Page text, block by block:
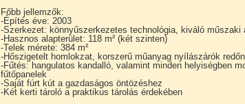
Főbb jellemzők:
-Építés éve: 2003
-Szerkezet: könnyűszerkezetes technológia, kiváló műszaki
-Hasznos alapterület: 118 m² (két szinten)
-Telek mérete: 384 m²
-Hőszigetelt homlokzat, korszerű műanyag nyílászárók
-Fűtés: hangulatos kandalló, valamint minden helyiségben
fűtőpanelek
-Saját fúrt kút a gazdaságos öntözéshez
-Két kerti tároló a praktikus tárolás érdekében